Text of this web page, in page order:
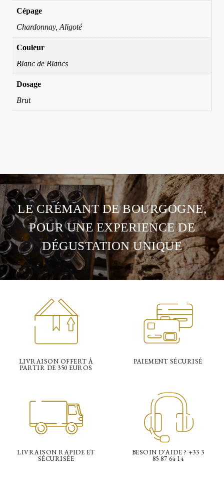
Cépage
Chardonnay, Aligoté
Couleur
Blanc de Blancs
Dosage
Brut
LE CRÉMANT DE BOURGOGNE,
POUR UNE EXPERIENCE DE
DÉGUSTATION UNIQUE
LIVRAISON OFFERT À
PARTIR DE 350 EUROS
PAIEMENT SÉCURISÉ
LIVRAISON RAPIDE ET
SÉCURISÉE
BESOIN D'AIDE ? +33 3
85 87 64 14